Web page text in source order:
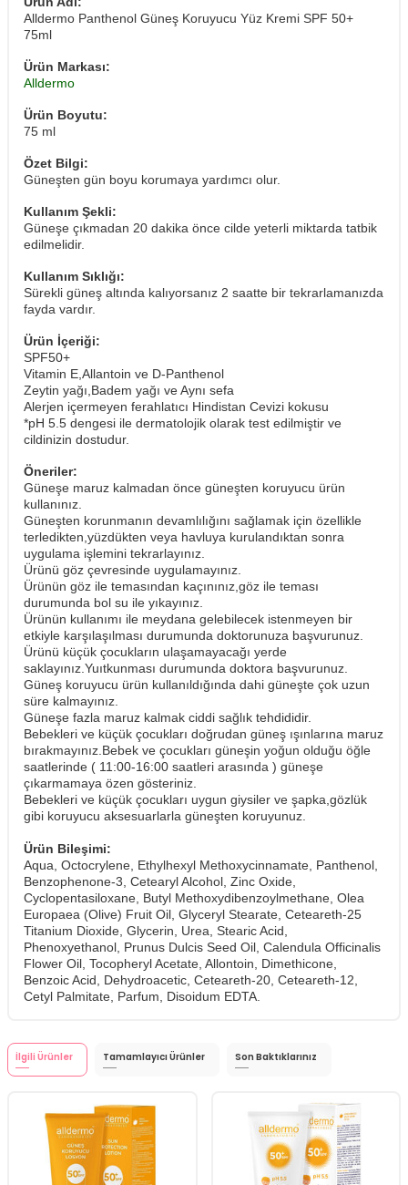
Alldermo Panthenol Güneş Koruyucu Yüz Kremi SPF 50+
75ml
Ürün Markası:
Alldermo
Ürün Boyutu:
75 ml
Özet Bilgi:
Güneşten gün boyu korumaya yardımcı olur.
Kullanım Şekli:
Güneşe çıkmadan 20 dakika önce cilde yeterli miktarda tatbik
edilmelidir.
Kullanım Sıklığı:
Sürekli güneş altında kalıyorsanız 2 saatte bir tekrarlamanızda
fayda vardır.
Ürün İçeriği:
SPF50+
Vitamin E,Allantoin ve D-Panthenol
Zeytin yağı,Badem yağı ve Aynı sefa
Alerjen içermeyen ferahlatıcı Hindistan Cevizi kokusu
*pH 5.5 dengesi ile dermatolojik olarak test edilmiştir ve
cildinizin dostudur.
Öneriler:
Güneşe maruz kalmadan önce güneşten koruyucu ürün
kullanınız.
Güneşten korunmanın devamlılığını sağlamak için özellikle
terledikten,yüzdükten veya havluya kurulandıktan sonra
uygulama işlemini tekrarlayınız.
Ürünü göz çevresinde uygulamayınız.
Ürünün göz ile temasından kaçınınız,göz ile teması
durumunda bol su ile yıkayınız.
Ürünün kullanımı ile meydana gelebilecek istenmeyen bir
etkiyle karşılaşılması durumunda doktorunuza başvurunuz.
Ürünü küçük çocukların ulaşamayacağı yerde
saklayınız.Yuıtkunması durumunda doktora başvurunuz.
Güneş koruyucu ürün kullanıldığında dahi güneşte çok uzun
süre kalmayınız.
Güneşe fazla maruz kalmak ciddi sağlık tehdididir.
Bebekleri ve küçük çocukları doğrudan güneş ışınlarına maruz
bırakmayınız.Bebek ve çocukları güneşin yoğun olduğu öğle
saatlerinde ( 11:00-16:00 saatleri arasında ) güneşe
çıkarmamaya özen gösteriniz.
Bebekleri ve küçük çocukları uygun giysiler ve şapka,gözlük
gibi koruyucu aksesuarlarla güneşten koruyunuz.
Ürün Bileşimi:
Aqua, Octocrylene, Ethylhexyl Methoxycinnamate, Panthenol,
Benzophenone-3, Cetearyl Alcohol, Zinc Oxide,
Cyclopentasiloxane, Butyl Methoxydibenzoylmethane, Olea
Europaea (Olive) Fruit Oil, Glyceryl Stearate, Ceteareth-25
Titanium Dioxide, Glycerin, Urea, Stearic Acid,
Phenoxyethanol, Prunus Dulcis Seed Oil, Calendula Officinalis
Flower Oil, Tocopheryl Acetate, Allontoin, Dimethicone,
Benzoic Acid, Dehydroacetic, Ceteareth-20, Ceteareth-12,
Cetyl Palmitate, Parfum, Disoidum EDTA.
İlgili Ürünler Tamamlayıcı Ürünler Son Baktıklarınız